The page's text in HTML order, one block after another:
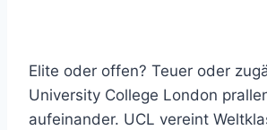
Elite oder offen? Teuer oder
University College London
aufeinander. UCL vereint